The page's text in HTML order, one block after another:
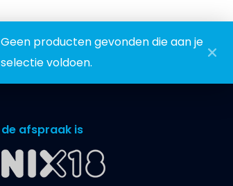
Geen producten gevonden die aan je
selectie voldoen.
de afspraak is